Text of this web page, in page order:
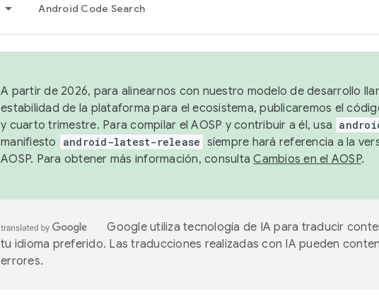
Android Code Search
A partir de 2026, para alinearnos con nuestro modelo de desarrollo
estabilidad de la plataforma para el ecosistema, publicaremos el
y cuarto trimestre. Para compilar el AOSP y contribuir a él, usa
manifiesto
android-latest-release siempre hará referencia a la
AOSP. Para obtener más información, consultaCambios en el AOSP.
Google utiliza tecnología de IA para traducir
tu idioma preferido. Las traducciones realizadas con IA pueden
errores.